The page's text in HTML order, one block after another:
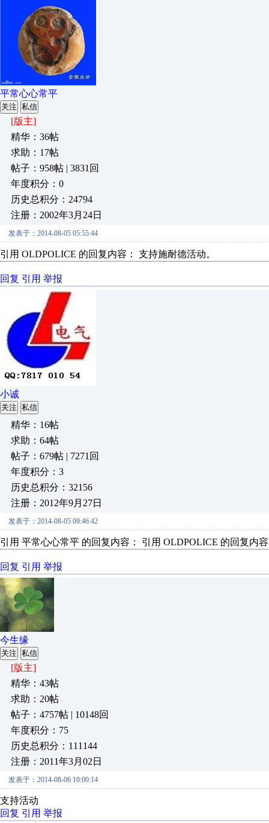
平常心心常平
关注 私信
[版主]
精华：36帖
求助：17帖
帖子：958帖 | 3831回
年度积分：0
历史总积分：24794
注册：2002年3月24日
发表于：2014-08-05 05:55:44
引用 OLDPOLICE 的回复内容： 支持施耐德活动。
回复 引用 举报
小诚
关注 私信
精华：16帖
求助：64帖
帖子：679帖 | 7271回
年度积分：3
历史总积分：32156
注册：2012年9月27日
发表于：2014-08-05 09:46:42
引用 平常心心常平 的回复内容： 引用 OLDPOLICE 的回复内
回复 引用 举报
今生缘
关注 私信
[版主]
精华：43帖
求助：20帖
帖子：4757帖 | 10148回
年度积分：75
历史总积分：111144
注册：2011年3月02日
发表于：2014-08-06 10:00:14
支持活动
回复 引用 举报